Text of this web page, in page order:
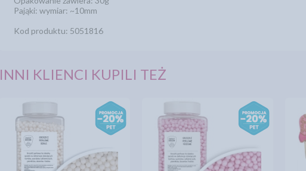
Pająki: wymiar: ~10mm
Kod produktu: 5051816
INNI KLIENCI KUPILI TEŻ